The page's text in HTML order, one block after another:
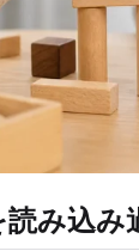
読み込